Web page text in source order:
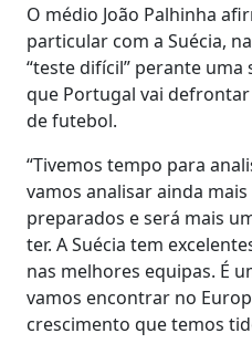
O médio João Palhinha
particular com a Suécia,
“teste difícil” perante uma
que Portugal vai
de futebol.
“Tivemos tempo para
vamos analisar ainda
preparados e será mais
ter. A Suécia tem
nas melhores equipas. É
vamos encontrar no
crescimento que temos